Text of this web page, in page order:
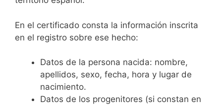
En el certificado consta la información inscrita
en el registro sobre ese hecho:
Datos de la persona nacida: nombre,
apellidos, sexo, fecha, hora y lugar de
nacimiento.
Datos de los progenitores (si constan en